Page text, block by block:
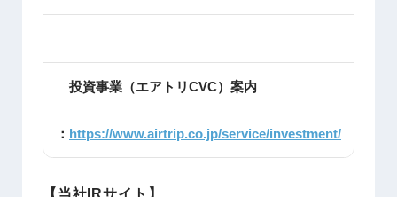
投資事業（エアトリCVC）案内
： https://www.airtrip.co.jp/service/investment/
【当社IRサイト】